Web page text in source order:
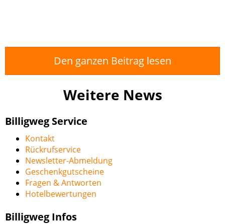
Den ganzen Beitrag lesen
Weitere News
Billigweg Service
Kontakt
Rückrufservice
Newsletter-Abmeldung
Geschenkgutscheine
Fragen & Antworten
Hotelbewertungen
Billigweg Infos